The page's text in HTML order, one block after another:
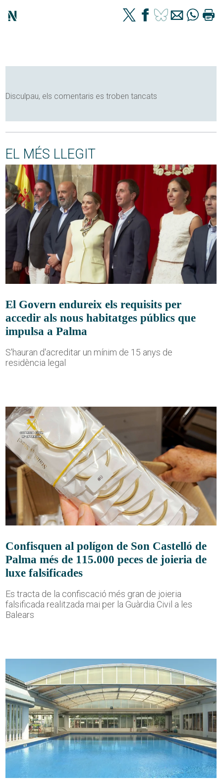
Disculpau, els comentaris es troben tancats
EL MÉS LLEGIT
El Govern endureix els requisits per
accedir als nous habitatges públics que
impulsa a Palma
S'hauran d'acreditar un mínim de 15 anys de
residència legal
Confisquen al polígon de Son Castelló de
Palma més de 115.000 peces de joieria de
luxe falsificades
Es tracta de la confiscació més gran de joieria
falsificada realitzada mai per la Guàrdia Civil a les
Balears